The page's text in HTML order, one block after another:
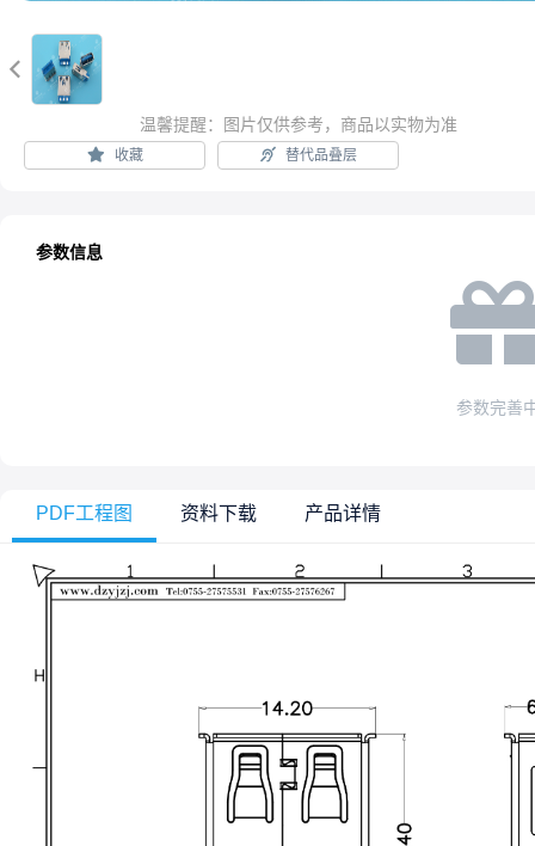

温馨提醒：图片仅供参考，商品以实物为准
收藏 替代品叠层
参数信息
参数完善
PDF工程图 资料下载 产品详情